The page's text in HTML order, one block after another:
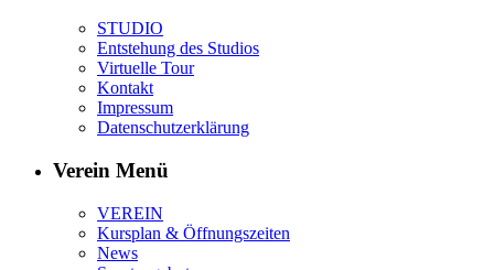
STUDIO
Entstehung des Studios
Virtuelle Tour
Kontakt
Impressum
Datenschutzerklärung
Verein Menü
VEREIN
Kursplan & Öffnungszeiten
News